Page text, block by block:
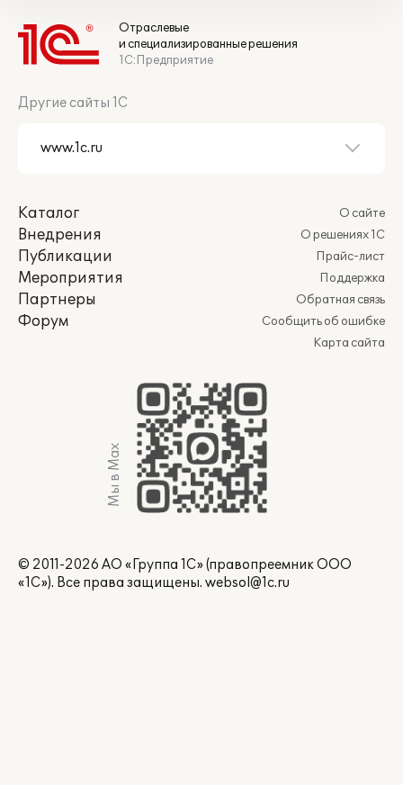
Отраслевые
и специализированные решения
1С:Предприятие
Другие сайты 1С
Каталог
Внедрения
Публикации
Мероприятия
Партнеры
Форум
О сайте
О решениях 1С
Прайс-лист
Поддержка
Обратная связь
Сообщить об ошибке
Карта сайта
Мы в Max
© 2011-2026 АО «Группа 1С» (правопреемник ООО
«1С»). Все права защищены. websol@1c.ru